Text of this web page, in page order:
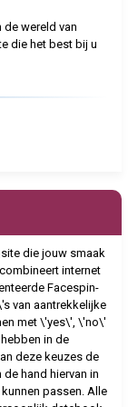
wereld van
die het best bij u
die jouw smaak
internet
Facespin-
van aantrekkelijke
met \'yes\', \'no\'
in de
deze keuzes de
hand hiervan in
passen. Alle